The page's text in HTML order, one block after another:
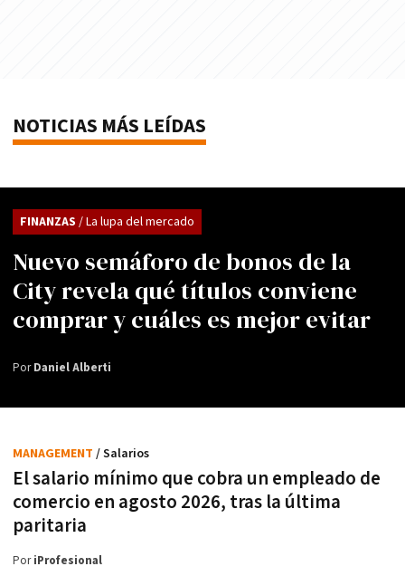
NOTICIAS MÁS LEÍDAS
Nuevo semáforo de bonos de la
City revela qué títulos conviene
comprar y cuáles es mejor evitar
FINANZAS / La lupa del mercado
PorDaniel Alberti
El salario mínimo que cobra un empleado de
comercio en agosto 2026, tras la última
paritaria
MANAGEMENT / Salarios
PoriProfesional